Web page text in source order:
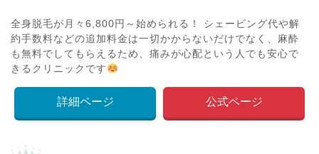
全身脱毛が月々6,800円～始められる！ シェービング代や解
約手数料などの追加料金は一切かからないだけでなく、麻酔
も無料でしてもらえるため、痛みが心配という人でも安心で
きるクリニックです
詳細ページ 公式ページ